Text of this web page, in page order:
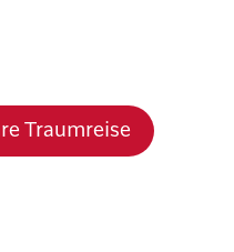
Traumreise